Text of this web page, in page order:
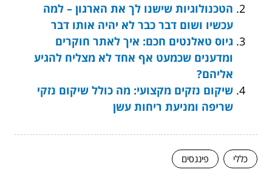
הטכנולוגיות שישנו לך את הארגון – למה
עכשיו ושום דבר כבר לא יהיה אותו דבר
גיוס טאלנטים חכם: איך לאתר חוקרים
ומדענים שכמעט אף אחד לא מצליח להגיע
אליהם?
שיקום נזקים מקצועי: מה כולל שיקום נזקי
שריפה ומניעת ריחות עשן
כללי פיננסים